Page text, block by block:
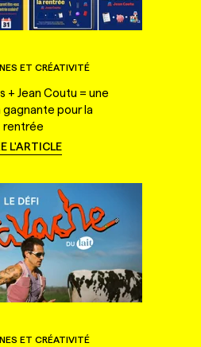
ET CRÉATIVITÉ
+ Jean Coutu = une
pour la
rentrée
L'ARTICLE
ET CRÉATIVITÉ